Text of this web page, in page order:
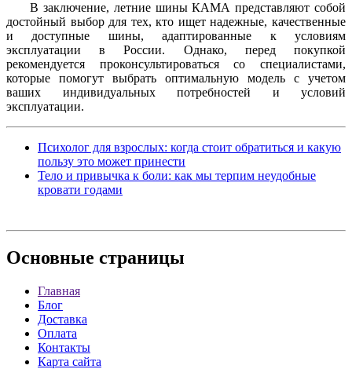
В заключение, летние шины КАМА представляют собой
достойный выбор для тех, кто ищет надежные, качественные
и доступные шины, адаптированные к условиям
эксплуатации в России. Однако, перед покупкой
рекомендуется проконсультироваться со специалистами,
которые помогут выбрать оптимальную модель с учетом
ваших индивидуальных потребностей и условий
эксплуатации.
Психолог для взрослых: когда стоит обратиться и какую
пользу это может принести
Тело и привычка к боли: как мы терпим неудобные
кровати годами
Основные страницы
Главная
Блог
Доставка
Оплата
Контакты
Карта сайта